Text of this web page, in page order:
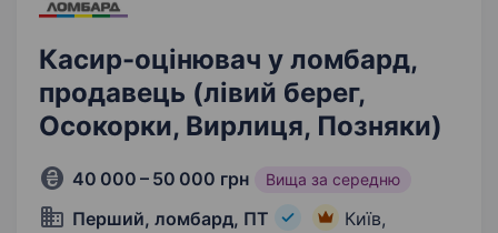
Касир-оцінювач у ломбард,
продавець (лівий берег,
Осокорки, Вирлиця, Позняки)
40 000 – 50 000 грн Вища за середню
Перший, ломбард, ПТ
Київ,